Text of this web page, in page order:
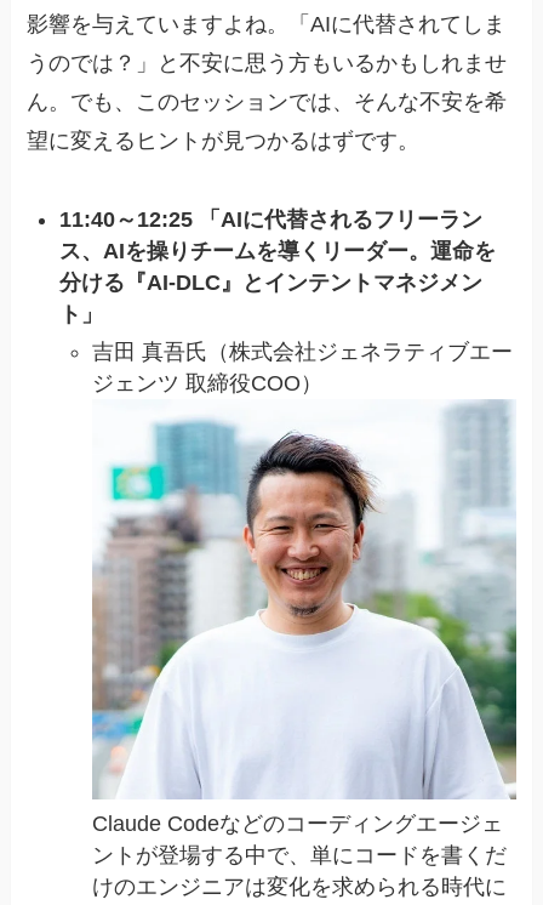
影響を与えていますよね。「AIに代替されてしま
うのでは？」と不安に思う方もいるかもしれませ
ん。でも、このセッションでは、そんな不安を希
望に変えるヒントが見つかるはずです。
11:40～12:25 「AIに代替されるフリーラン
ス、AIを操りチームを導くリーダー。運命を
分ける『AI-DLC』とインテントマネジメン
ト」
吉田 真吾氏（株式会社ジェネラティブエー
ジェンツ 取締役COO）
Claude Codeなどのコーディングエージェ
ントが登場する中で、単にコードを書くだ
けのエンジニアは変化を求められる時代に